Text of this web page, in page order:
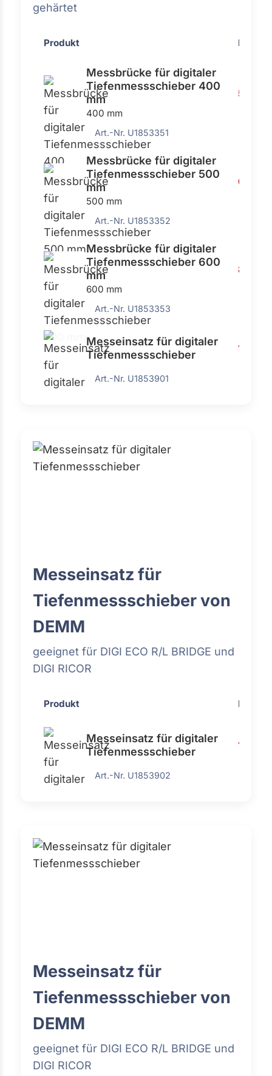
gehärtet
Produkt Preis
Messbrücke für digitaler
Tiefenmessschieber 400
mm
400 mm
Art.-Nr. U1853351
Messbrücke für digitaler
Tiefenmessschieber 500
mm
500 mm
Art.-Nr. U1853352
Messbrücke für digitaler
Tiefenmessschieber 600
mm
600 mm
Art.-Nr. U1853353
Messeinsatz für digitaler
Tiefenmessschieber
Art.-Nr. U1853901
Messeinsatz für
Tiefenmessschieber von
DEMM
geeignet für DIGI ECO R/L BRIDGE und
DIGI RICOR
Produkt Preis
Messeinsatz für digitaler
Tiefenmessschieber
Art.-Nr. U1853902
Messeinsatz für
Tiefenmessschieber von
DEMM
geeignet für DIGI ECO R/L BRIDGE und
DIGI RICOR